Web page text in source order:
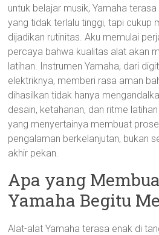
untuk belajar musik, Yamaha
yang tidak terlalu tinggi, tapi cukup
dijadikan rutinitas. Aku memulai
percaya bahwa kualitas alat akan
latihan. Instrumen Yamaha, dari
elektriknya, memberi rasa aman
dihasilkan tidak hanya
desain, ketahanan, dan ritme
yang menyertainya membuat
pengalaman berkelanjutan, bukan
akhir pekan.
Apa yang
Yamaha Begitu
Alat-alat Yamaha terasa enak di